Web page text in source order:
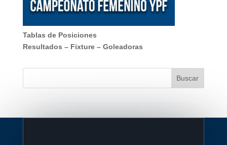
Tablas de Posiciones
Resultados – Fixture– Goleadoras